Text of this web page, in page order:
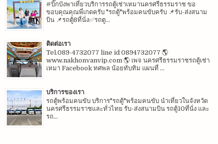
#บิ๊กบังพาเที่ยวบริการรถตู้เช่าเหมานครศรีธรรมราช ขอ
ขอบคุณคุณพี่เกดครับ "รถตู้"พร้อมคนขับครับ 📌รับ-ส่งสนาม
บิน 📌รถตู้8ที่นั่ง✅รถตู...
ติดต่อเรา
Tel.089-4732077 line id 0894732077 🌎
www.nakhonvanvip.com 🌎 เพจ นครศรีธรรมราชรถตู้เช่า
เหมา Facebook ทศพล น้อยทับทิม แผนที่ ...
บริการของเรา
รถตู้พร้อมคนขับ บริการ"รถตู้"พร้อมคนขับ นำเที่ยวในจังหวัด
นครศรีธรรมราชและทั่วไทย รับ-ส่งสนามบิน รถตู้10ที่นั่ง และ
รถ...